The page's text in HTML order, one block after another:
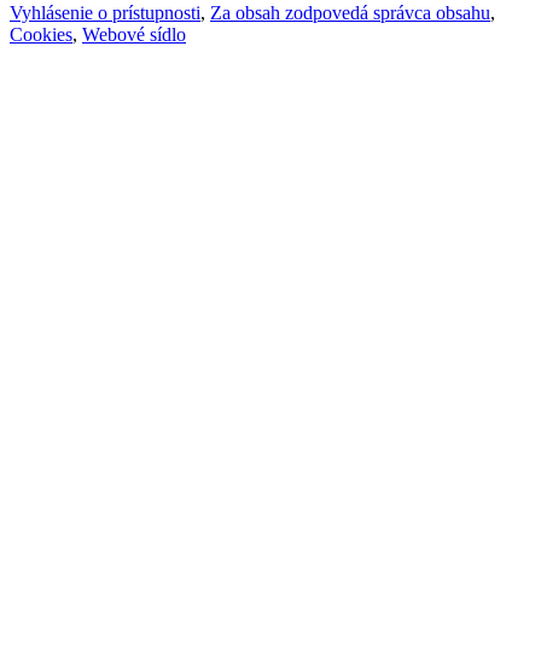
Vyhlásenie o prístupnosti, Za obsah zodpovedá správca obsahu,
Cookies, Webové sídlo